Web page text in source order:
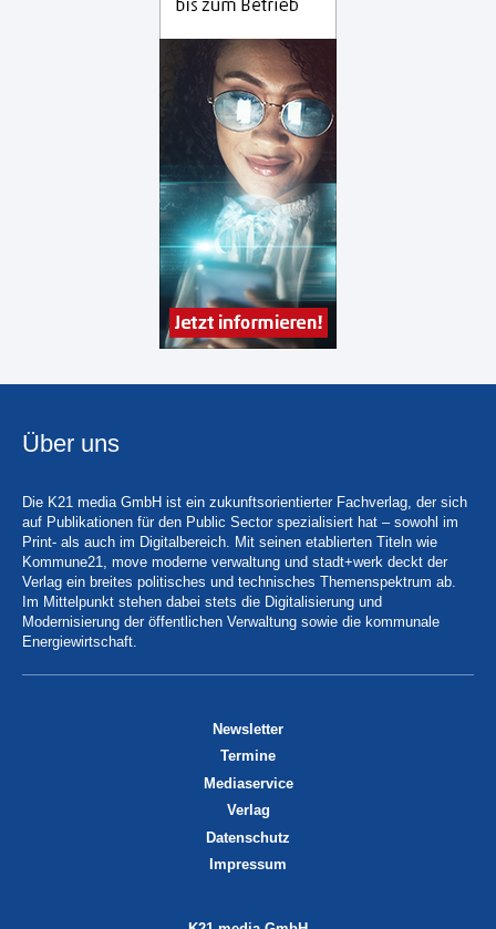
Über uns
Die K21 media GmbH ist ein zukunftsorientierter Fachverlag, der sich
auf Publikationen für den Public Sector spezialisiert hat – sowohl im
Print- als auch im Digitalbereich. Mit seinen etablierten Titeln wie
Kommune21, move moderne verwaltung und stadt+werk deckt der
Verlag ein breites politisches und technisches Themenspektrum ab.
Im Mittelpunkt stehen dabei stets die Digitalisierung und
Modernisierung der öffentlichen Verwaltung sowie die kommunale
Energiewirtschaft.
Newsletter
Termine
Mediaservice
Verlag
Datenschutz
Impressum